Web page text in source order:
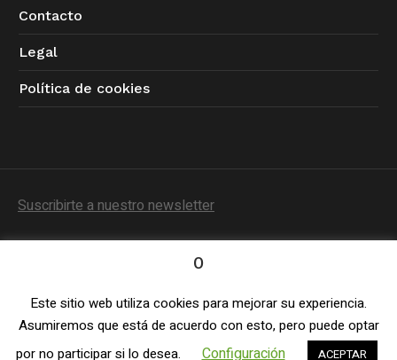
Contacto
Legal
Política de cookies
Suscribirte a nuestro newsletter
Política de Privacidad/ © 2023 AIMHE / Todos los
derechos reservados
0
Este sitio web utiliza cookies para mejorar su experiencia.
Asumiremos que está de acuerdo con esto, pero puede optar
por no participar si lo desea.
Configuración ACEPTAR